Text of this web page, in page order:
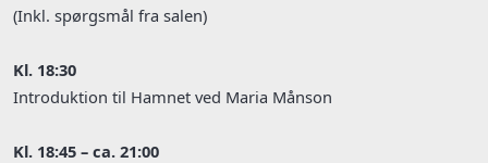
(Inkl. spørgsmål fra salen)
Kl. 18:30
Introduktion til Hamnet ved Maria Månson
Kl. 18:45 – ca. 21:00